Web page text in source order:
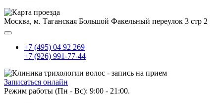
Москва, м. Таганская Большой Факельный переулок 3 стр 2
+7 (495) 04 92 269
+7 (926) 991-77-44
Записаться онлайн
Режим работы (Пн - Вс): 9:00 - 21:00.